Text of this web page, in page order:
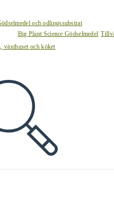
och odlingssubstrat
Big Plant Science Gödselmedel
växthuset och köket